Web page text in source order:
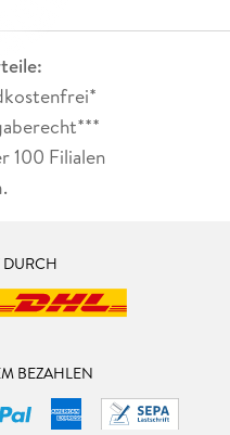
100 Filialen
DURCH
BEZAHLEN